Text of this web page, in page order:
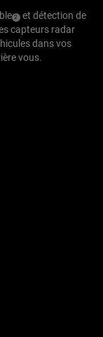
(
Disclosure
2)et détection de
capteurs radar
dans vos
vous.